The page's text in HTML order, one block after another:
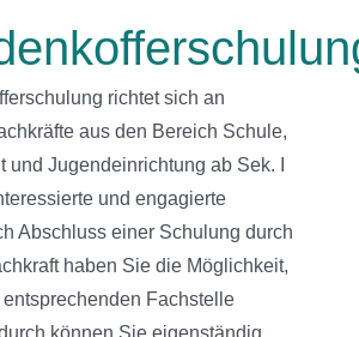
richtet sich an
aus den Bereich Schule,
Jugendeinrichtung ab Sek. I
und engagierte
Abschluss einer Schulung durch
haben Sie die Möglichkeit,
Fachstelle
können Sie eigenständig